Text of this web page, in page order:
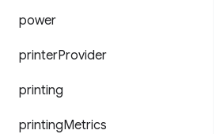
power
printerProvider
printing
printingMetrics